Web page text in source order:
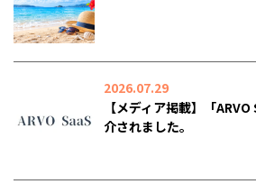
2026.07.29
【メディア掲載】「
介されました。